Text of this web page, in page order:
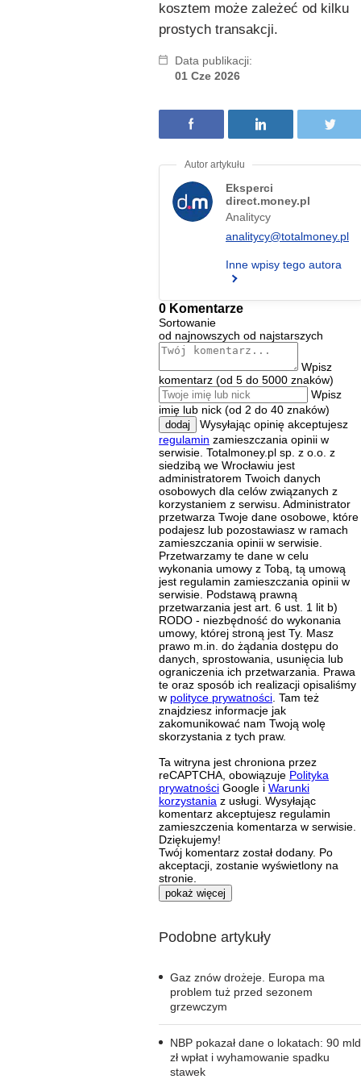
kosztem może zależeć od kilku
prostych transakcji.
Data publikacji:
01 Cze 2026
Eksperci
direct.money.pl
Analitycy
analitycy@totalmoney.pl
Inne wpisy tego autora
0 Komentarze
Sortowanie
od najnowszych od najstarszych
Wpisz
komentarz (od 5 do 5000 znaków)
Wpisz
imię lub nick (od 2 do 40 znaków)
dodaj
Wysyłając opinię akceptujesz
regulamin zamieszczania opinii w
serwisie. Totalmoney.pl sp. z o.o. z
siedzibą we Wrocławiu jest
administratorem Twoich danych
osobowych dla celów związanych z
korzystaniem z serwisu. Administrator
przetwarza Twoje dane osobowe, które
podajesz lub pozostawiasz w ramach
zamieszczania opinii w serwisie.
Przetwarzamy te dane w celu
wykonania umowy z Tobą, tą umową
jest regulamin zamieszczania opinii w
serwisie. Podstawą prawną
przetwarzania jest art. 6 ust. 1 lit b)
RODO - niezbędność do wykonania
umowy, której stroną jest Ty. Masz
prawo m.in. do żądania dostępu do
danych, sprostowania, usunięcia lub
ograniczenia ich przetwarzania. Prawa
te oraz sposób ich realizacji opisaliśmy
w polityce prywatności . Tam też
znajdziesz informacje jak
zakomunikować nam Twoją wolę
skorzystania z tych praw.
Ta witryna jest chroniona przez
reCAPTCHA, obowiązuje Polityka
prywatności Google i Warunki
korzystania z usługi. Wysyłając
komentarz akceptujesz regulamin
zamieszczenia komentarza w serwisie.
Dziękujemy!
Twój komentarz został dodany. Po
akceptacji, zostanie wyświetlony na
stronie.
pokaż więcej
Podobne artykuły
Gaz znów drożeje. Europa ma
problem tuż przed sezonem
grzewczym
NBP pokazał dane o lokatach: 90 mld
zł wpłat i wyhamowanie spadku
stawek